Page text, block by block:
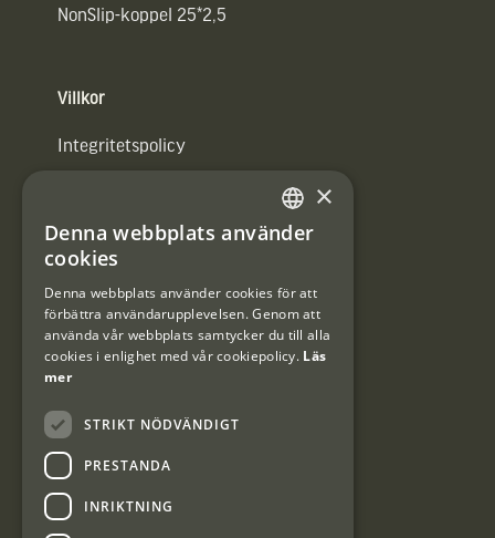
NonSlip-koppel 25*2,5
Villkor
Integritetspolicy
#Interjaktfamily
Kundklubb
Information om kundklubben.
SWEDISH
×
Denna webbplats använder
cookies
Denna webbplats använder cookies för att
förbättra användarupplevelsen. Genom att
använda vår webbplats samtycker du till alla
cookies i enlighet med vår cookiepolicy. Läs
mer
STRIKT NÖDVÄNDIGT
PRESTANDA
INRIKTNING